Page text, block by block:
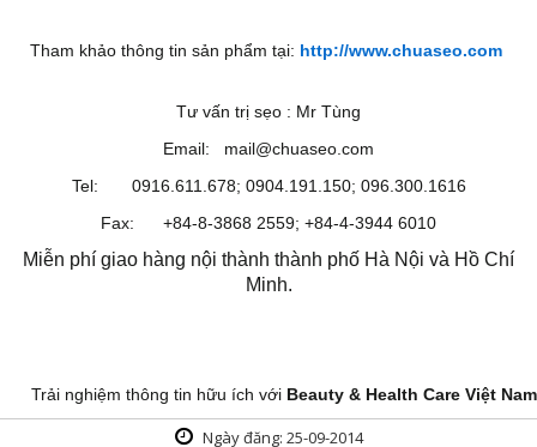
Tham khảo thông tin sản phẩm tại: http://www.chuaseo.com
Tư vấn trị sẹo : Mr Tùng
Email: mail@chuaseo.com
Tel: 0916.611.678; 0904.191.150; 096.300.1616
Fax: +84-8-3868 2559; +84-4-3944 6010
Miễn phí giao hàng nội thành thành phố Hà Nội và Hồ Chí
Minh.
Trải nghiệm thông tin hữu ích với Beauty & Health Care Việt Nam
Ngày đăng: 25-09-2014